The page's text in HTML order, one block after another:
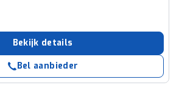
Bekijk details
Bel aanbieder